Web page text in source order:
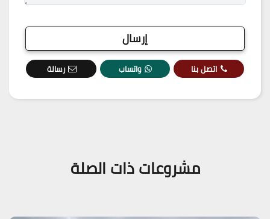
اتصل بنا واتساب رسالة
مشروعات ذات الصلة